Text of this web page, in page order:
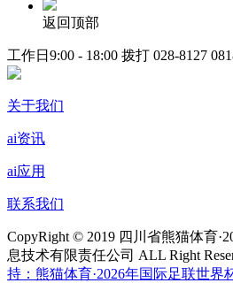
返回顶部
工作日9:00 - 18:00 拨打 028-8127
关于我们
ai资讯
ai应用
联系我们
CopyRight © 2019 四川省熊猫体育
息技术有限责任公司 ALL Right
持：熊猫体育·2026年国际足联世